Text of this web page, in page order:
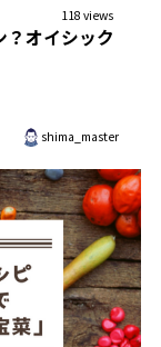
118 views
？オイシック
shima_master